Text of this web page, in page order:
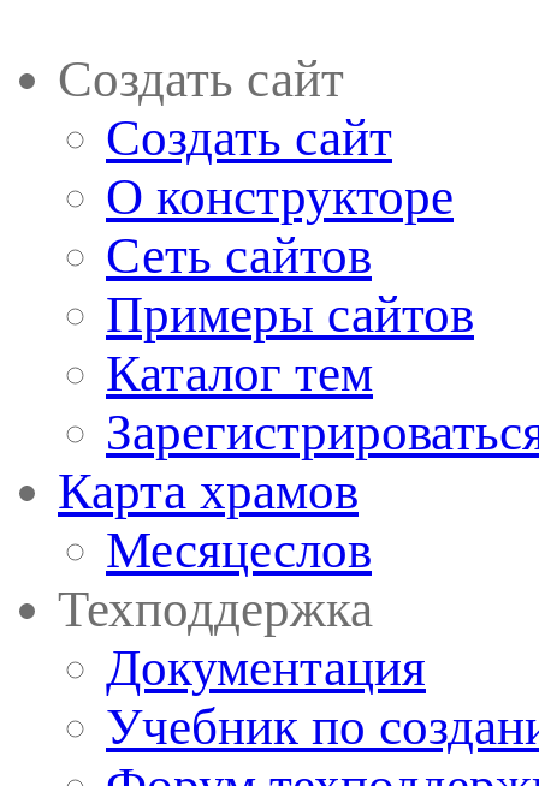
Создать сайт
Создать сайт
О конструкторе
Сеть сайтов
Примеры сайтов
Каталог тем
Карта храмов
Месяцеслов
Техподдержка
Документация
Учебник по